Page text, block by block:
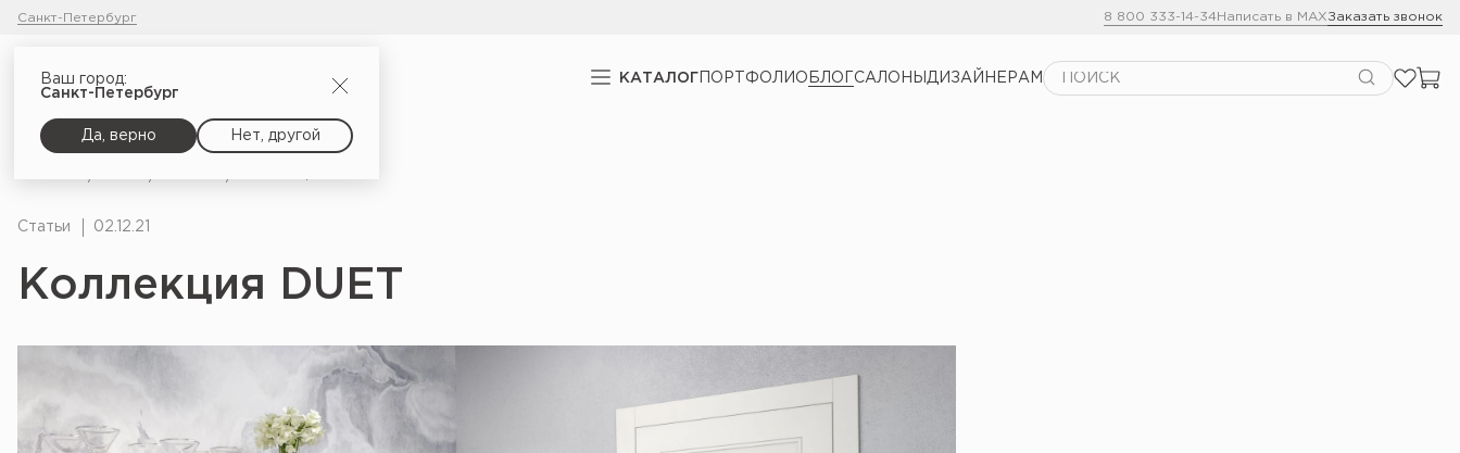
Санкт-Петербург 8 800 333-14-34Написать в MAXЗаказать звонок
КАТАЛОГ ПОРТФОЛИО БЛОГСАЛОНЫ ДИЗАЙНЕРАМ
Ваш город:
Санкт-Петербург
Да, верно Нет, другой
Статьи 02.12.21
Коллекция DUET